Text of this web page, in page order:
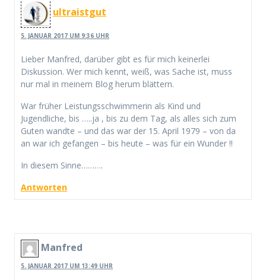
ultraistgut
5. JANUAR 2017 UM 9:36 UHR
Lieber Manfred, darüber gibt es für mich keinerlei
Diskussion. Wer mich kennt, weiß, was Sache ist, muss
nur mal in meinem Blog herum blättern.
War früher Leistungsschwimmerin als Kind und
Jugendliche, bis …..ja , bis zu dem Tag, als alles sich zum
Guten wandte – und das war der 15. April 1979 – von da
an war ich gefangen – bis heute – was für ein Wunder !!
In diesem Sinne……….
Antworten
Manfred
5. JANUAR 2017 UM 13:49 UHR